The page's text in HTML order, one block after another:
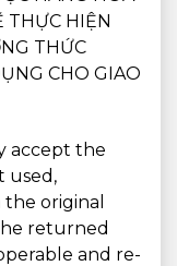
THỰC HIỆN
THỨC
CHO GIAO
accept the
used,
original
returned
and re-